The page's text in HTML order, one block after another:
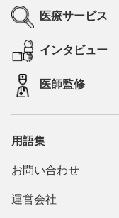
医療サービス
インタビュー
医師監修
用語集
お問い合わせ
運営会社